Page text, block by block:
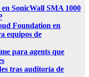
SonicWall SMA 1000
Foundation en
equipos de
para agents que
tras auditoría de